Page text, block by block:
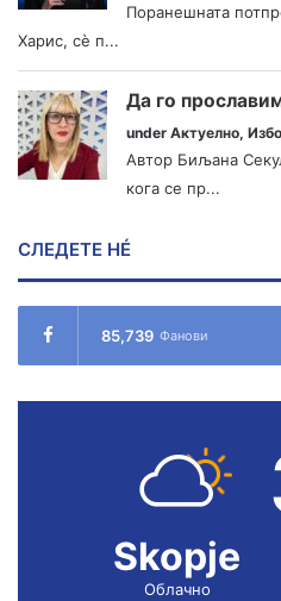
Поранешната
Харис, сè п...
Да го
under Актуелно,
Автор Биљана
кога се пр...
СЛЕДЕТЕ НÉ
85,739 Фанови
Skopje
Облачно